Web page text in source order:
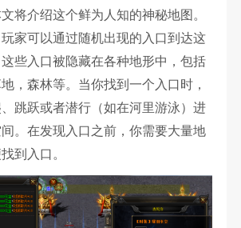
将介绍这个鲜为人知的神秘地图。
家可以通过随机出现的入口到达这
些入口被隐藏在各种地形中，包括
，森林等。当你找到一个入口时，
跳跃或者潜行（如在河里游泳）进
。在发现入口之前，你需要大量地
到入口。